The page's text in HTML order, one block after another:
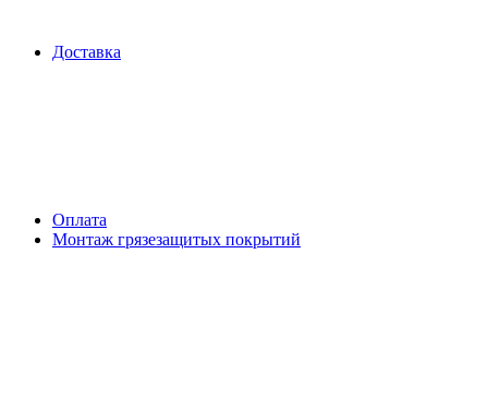
Доставка
Оплата
Монтаж грязезащитых покрытий